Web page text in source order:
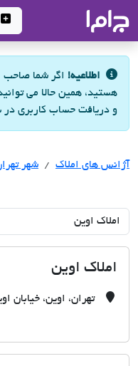
- سامانه
اطلاعیه! اگر شما صاحب
هستید، همین حالا می
و دریافت حساب کاربری در
آژانس های املاک آژانس
شهر
املاک اوین
تهران، اوین، خیابان